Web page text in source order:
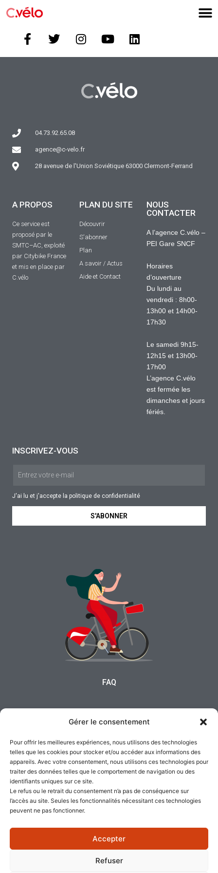
Gérer le consentement
Pour offrir les meilleures expériences, nous utilisons des technologies
telles que les cookies pour stocker et/ou accéder aux informations des
appareils. Avec votre consentement, nous utilisons ces technologies pour
traiter des données telles que le comportement de navigation ou des
identifiants uniques sur ce site.
Le refus ou le retrait du consentement n’a pas de conséquence sur
l’accès au site. Seules les fonctionnalités nécessitant ces technologies
peuvent ne pas fonctionner.
Accepter
Refuser
04.73.92.65.08
agence@c-velo.fr
28 avenue de l'Union Soviétique 63000 Clermont-Ferrand
A PROPOS
Ce service est
proposé par le
SMTC–AC, exploité
par Citybike France
et mis en place par
C.vélo
PLAN DU SITE
Découvrir
S'abonner
Plan
A savoir / Actus
Aide et Contact
NOUS
CONTACTER
A l’agence C.vélo –
PEI Gare SNCF
Horaires
d’ouverture
Du lundi au
vendredi : 8h00-
13h00 et 14h00-
17h30
Le samedi 9h15-
12h15 et 13h00-
17h00
L’agence C.vélo
est fermée les
dimanches et jours
fériés.
INSCRIVEZ-VOUS
J'ai lu et j'accepte la politique de confidentialité
S'ABONNER
FAQ
Cookies